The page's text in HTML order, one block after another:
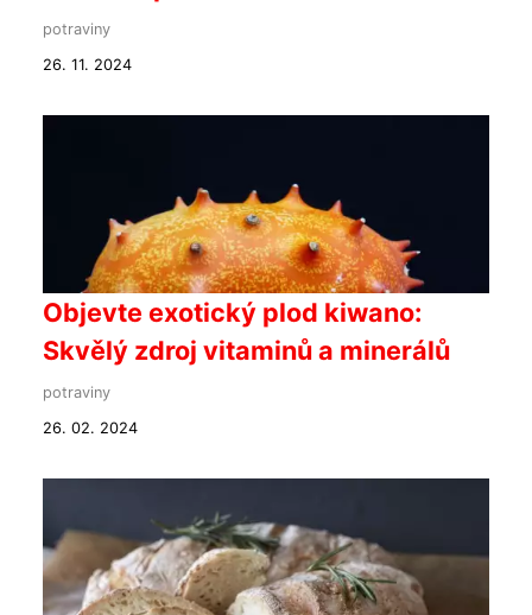
potraviny
26. 11. 2024
Objevte exotický plod kiwano:
Skvělý zdroj vitaminů a minerálů
potraviny
26. 02. 2024